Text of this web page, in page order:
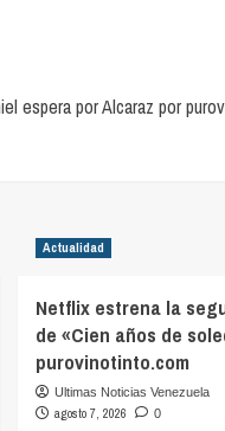
espera por Alcaraz por
Actualidad
Netflix estrena la
de «Cien años de
purovinotinto.com
Ultimas Noticias Venezuela
agosto 7, 2026 0